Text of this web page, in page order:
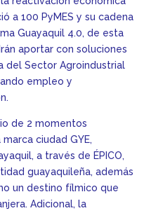
a 100 PyMES y su cadena
Guayaquil 4.0, de esta
aportar con soluciones
del Sector Agroindustrial
empleo y
de 2 momentos
ciudad GYE,
a través de ÉPICO,
guayaquileña, además
un destino fílmico que
Adicional, la